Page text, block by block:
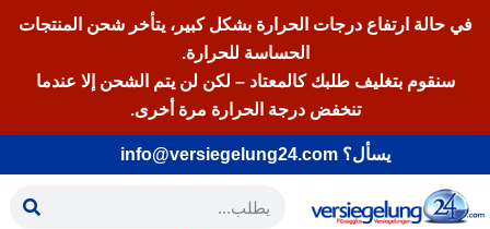
في حالة ارتفاع درجات الحرارة بشكل كبير، يتأخر شحن المنتجات
الحساسة للحرارة.
سنقوم بتغليف طلبك كالمعتاد – لكن لن يتم الشحن إلا عندما
تنخفض درجة الحرارة مرة أخرى.
يسأل؟ info@versiegelung24.com